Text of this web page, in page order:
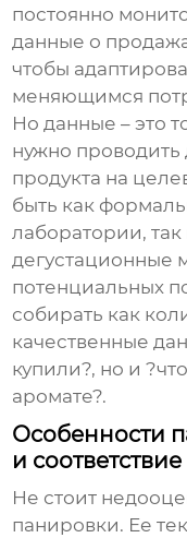
постоянно
данные о
чтобы
меняющимся
Но данные – это
нужно проводить
продукта на
быть как
лаборатории,
дегустационные
потенциальных
собирать как
качественные
купили?, но и
аромате?.
Особенности
и
Не стоит
панировки. Ее